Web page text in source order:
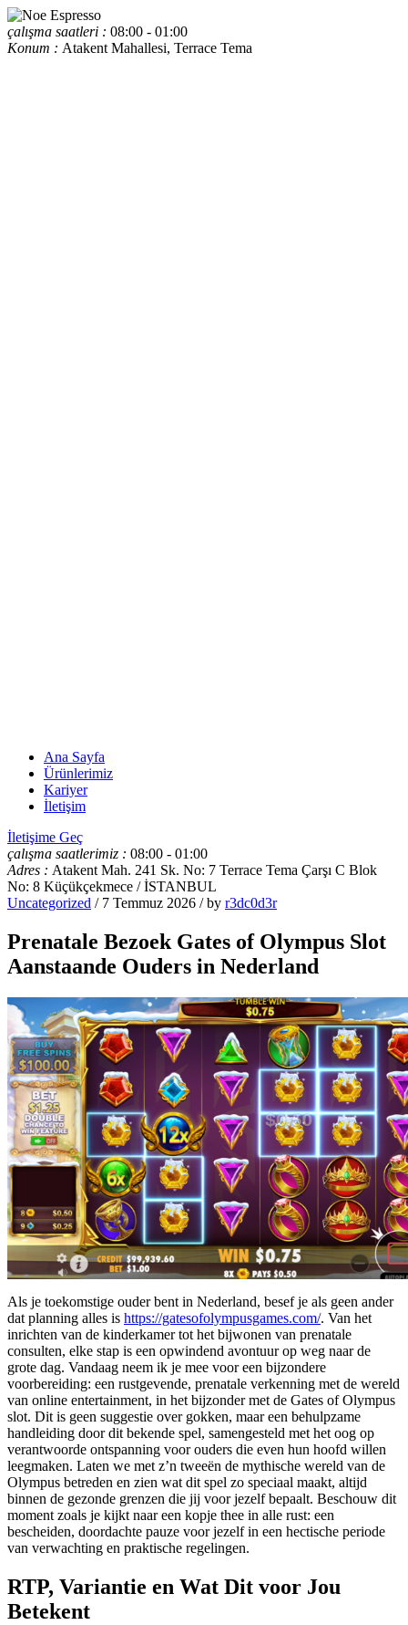
çalışma saatleri : 08:00 - 01:00
Konum : Atakent Mahallesi, Terrace Tema
Ana Sayfa
Ürünlerimiz
Kariyer
İletişim
İletişime Geç
çalışma saatlerimiz : 08:00 - 01:00
Adres : Atakent Mah. 241 Sk. No: 7 Terrace Tema Çarşı C Blok
No: 8 Küçükçekmece / İSTANBUL
Uncategorized / 7 Temmuz 2026 / by r3dc0d3r
Prenatale Bezoek Gates of Olympus Slot
Aanstaande Ouders in Nederland
Als je toekomstige ouder bent in Nederland, besef je als geen ander
dat planning alles is https://gatesofolympusgames.com/. Van het
inrichten van de kinderkamer tot het bijwonen van prenatale
consulten, elke stap is een opwindend avontuur op weg naar de
grote dag. Vandaag neem ik je mee voor een bijzondere
voorbereiding: een rustgevende, prenatale verkenning met de wereld
van online entertainment, in het bijzonder met de Gates of Olympus
slot. Dit is geen suggestie over gokken, maar een behulpzame
handleiding door dit bekende spel, samengesteld met het oog op
verantwoorde ontspanning voor ouders die even hun hoofd willen
leegmaken. Laten we met z’n tweeën de mythische wereld van de
Olympus betreden en zien wat dit spel zo speciaal maakt, altijd
binnen de gezonde grenzen die jij voor jezelf bepaalt. Beschouw dit
moment zoals je kijkt naar een kopje thee in alle rust: een
bescheiden, doordachte pauze voor jezelf in een hectische periode
van verwachting en praktische regelingen.
RTP, Variantie en Wat Dit voor Jou
Betekent